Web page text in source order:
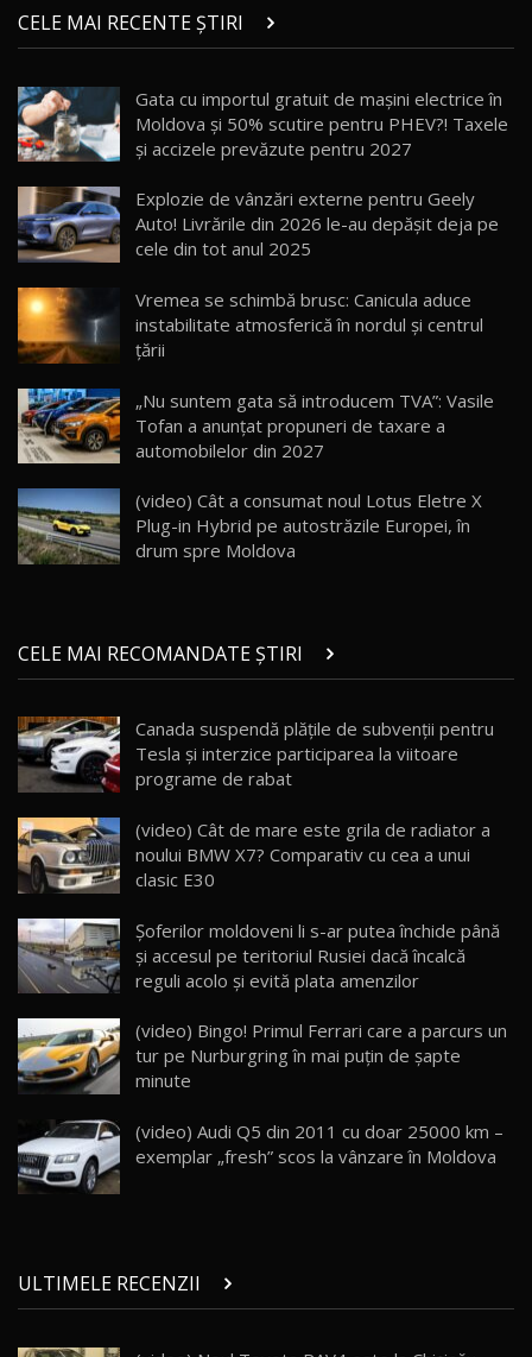
chinez care face lumea să se întoarcă după el
/ AutoBlog.MD
17:27
15 14:37
16
AutoBlogMD
13:10
17
30:08
Noul Geely EX5 EM-i care a cucerit Moldova
AutoBlog.MD
23:36
20
Noul ZEEKR 7X / Test Drive AutoBlog.MD
29:08
21
AutoBlog.MD
16:59
22
Noua Mazda 6e / Test Drive AutoBlog.MD
26:59
23
Lynk & Co 01 / Test Drive AutoBlog.MD
25:19
24
Van Electric Testat în Moldova / AutoBlog.MD
26:38
mai Exclusiv și Puternic Defender Testat în
Moldova
32:21
AutoBlog.MD
10:57
28
Noul Geely Monjaro 2025! Mai ieftin și mai
dotat / Test Drive AutoBlog.MD
CELE MAI RECENTE ȘTIRI
Gata cu importul gratuit de mașini electrice în
Moldova și 50% scutire pentru PHEV?! Taxele
și accizele prevăzute pentru 2027
Explozie de vânzări externe pentru Geely
Auto! Livrările din 2026 le-au depășit deja pe
cele din tot anul 2025
Vremea se schimbă brusc: Canicula aduce
instabilitate atmosferică în nordul și centrul
țării
„Nu suntem gata să introducem TVA”: Vasile
Tofan a anunțat propuneri de taxare a
automobilelor din 2027
(video) Cât a consumat noul Lotus Eletre X
Plug-in Hybrid pe autostrăzile Europei, în
drum spre Moldova
CELE MAI RECOMANDATE ȘTIRI
Canada suspendă plățile de subvenții pentru
Tesla și interzice participarea la viitoare
programe de rabat
(video) Cât de mare este grila de radiator a
noului BMW X7? Comparativ cu cea a unui
clasic E30
Şoferilor moldoveni li s-ar putea închide până
şi accesul pe teritoriul Rusiei dacă încalcă
reguli acolo şi evită plata amenzilor
(video) Bingo! Primul Ferrari care a parcurs un
tur pe Nurburgring în mai puţin de şapte
minute
(video) Audi Q5 din 2011 cu doar 25000 km –
exemplar „fresh” scos la vânzare în Moldova
ULTIMELE RECENZII